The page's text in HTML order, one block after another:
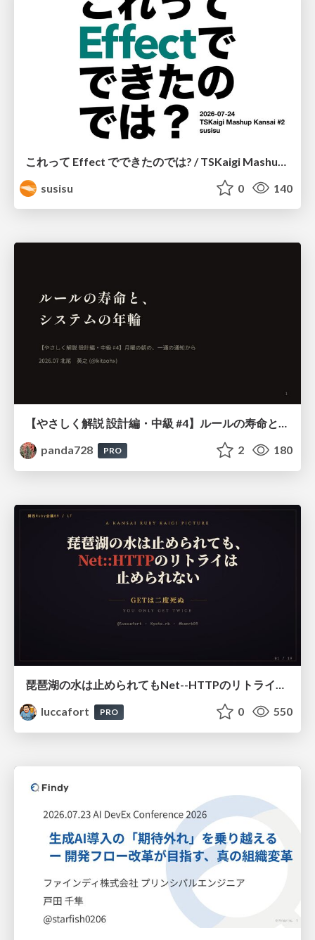
susisu
0 140
【やさしく解説 設計編・中級 #4】ルールの寿命と、システムの年輪
panda728
PRO 2 180
琵琶湖の水は止められてもNet--HTTPのリトライは止められない / You might be able to stop the water flow of Lake Biwa but you can't stop Net::HTTP retries
luccafort
PRO 0 550